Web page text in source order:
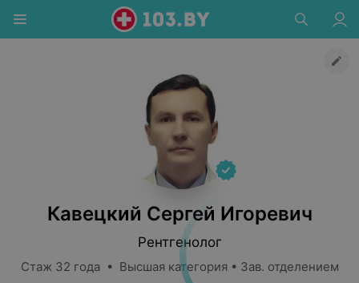
Кавецкий Сергей Игоревич
Рентгенолог
Стаж 32 года • Высшая категория • Зав. отделением